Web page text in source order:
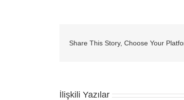
Share This Story, Choose Your
İlişkili Yazılar